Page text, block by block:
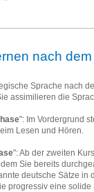
nach
Sprache nach
assimilieren die
": Im Vordergrund
Lesen und Hören.
": Ab der zweiten
Sie bereits
deutsche Sätze in
progressiv eine